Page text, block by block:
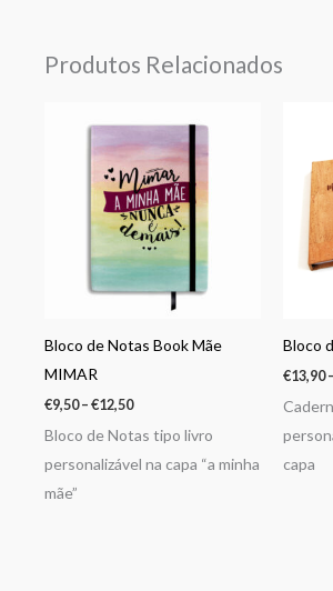
Produtos Relacionados
Bloco de Notas Book Mãe
MIMAR
€9,50 – €12,50
range:
€9,50
through
€12,50
Bloco de Notas tipo livro
personalizável na capa “a minha
mãe”
Bloco
€13,90 –
capa